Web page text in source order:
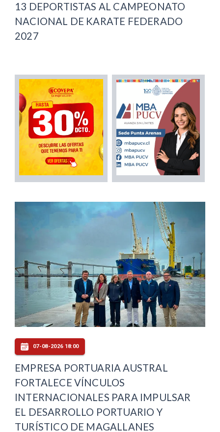
13 DEPORTISTAS AL CAMPEONATO
NACIONAL DE KARATE FEDERADO
2027
07-08-2026 18:00
EMPRESA PORTUARIA AUSTRAL
FORTALECE VÍNCULOS
INTERNACIONALES PARA IMPULSAR
EL DESARROLLO PORTUARIO Y
TURÍSTICO DE MAGALLANES